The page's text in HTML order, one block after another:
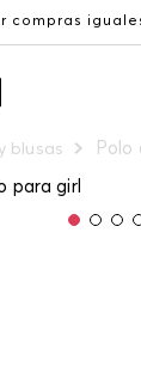
compras
blusas